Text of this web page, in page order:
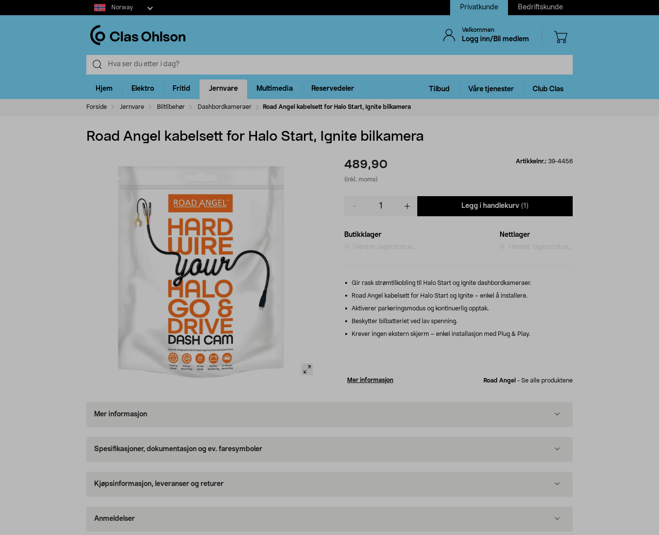
Select
market
Norway Privatkunde Bedriftskunde
Velkommen
Logg inn/Bli medlem
Hjem Elektro Fritid Jernvare Multimedia Reservedeler Tilbud Våre tjenester Club Clas
Forside Jernvare Biltilbehør Dashbordkameraer Road Angel kabelsett for Halo Start, Ignite bilkamera
Road Angel kabelsett for Halo Start, Ignite bilkamera
489,90
(inkl. moms)
Artikkelnr.: 39-4456
Legg i handlekurv (1)
Butikklager
Henter lagerstatus...
Nettlager
Henter lagerstatus...
Gir rask strømtilkobling til Halo Start og Ignite dashbordkameraer.
Road Angel kabelsett for Halo Start og Ignite – enkel å installere.
Aktiverer parkeringsmodus og kontinuerlig opptak.
Beskytter bilbatteriet ved lav spenning.
Krever ingen ekstern skjerm – enkel installasjon med Plug & Play.
Mer informasjon Road Angel - Se alle produktene
Mer informasjon
Spesifikasjoner, dokumentasjon og ev. faresymboler
Kjøpsinformasjon, leveranser og returer
Anmeldelser